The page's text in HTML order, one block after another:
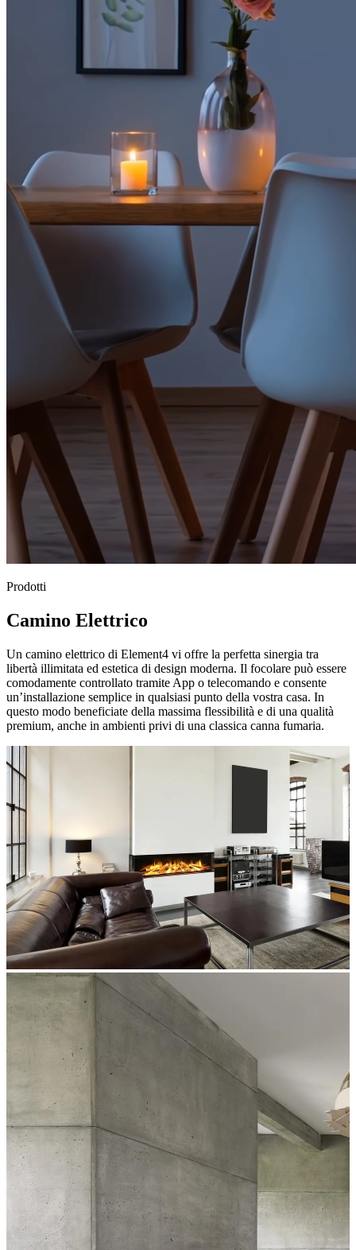
Prodotti
Camino Elettrico
Un camino elettrico di Element4 vi offre la perfetta sinergia tra
libertà illimitata ed estetica di design moderna. Il focolare può essere
comodamente controllato tramite App o telecomando e consente
un’installazione semplice in qualsiasi punto della vostra casa. In
questo modo beneficiate della massima flessibilità e di una qualità
premium, anche in ambienti privi di una classica canna fumaria.